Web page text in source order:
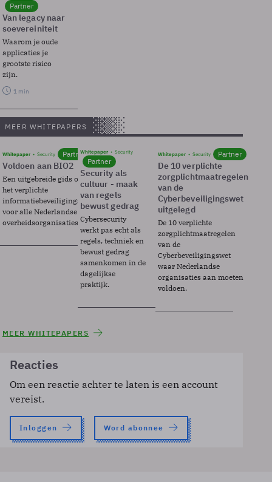
Partner
Van legacy naar
soevereiniteit
Waarom je oude
applicaties je
grootste risico
zijn.
1 min
MEER WHITEPAPERS
Whitepaper Security Partner
Voldoen aan BIO2
Een uitgebreide gids over BIO2,
het verplichte
informatiebeveiligingsframework
voor alle Nederlandse
overheidsorganisaties.
Whitepaper Security
Partner
Security als
cultuur - maak
van regels
bewust gedrag
Cybersecurity
werkt pas echt als
regels, techniek en
bewust gedrag
samenkomen in de
dagelijkse
praktijk.
Whitepaper Security Partner
De 10 verplichte
zorgplichtmaatregelen
van de
Cyberbeveiligingswet
uitgelegd
De 10 verplichte
zorgplichtmaatregelen
van de
Cyberbeveiligingswet
waar Nederlandse
organisaties aan moeten
voldoen.
MEER WHITEPAPERS
Reacties
Om een reactie achter te laten is een account
vereist.
Inloggen Word abonnee